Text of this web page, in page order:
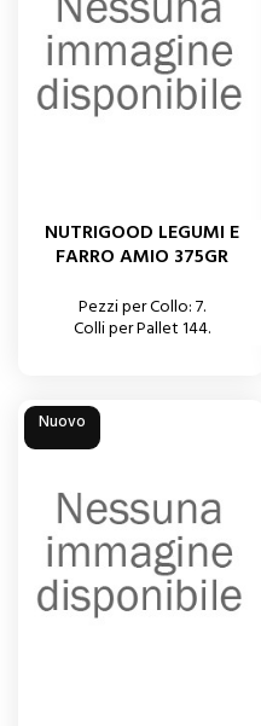
NUTRIGOOD LEGUMI E
FARRO AMIO 375GR
Pezzi per Collo: 7.
Colli per Pallet 144.
Nuovo